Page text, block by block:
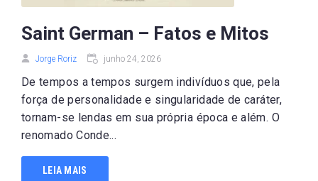
Saint German – Fatos e Mitos
Jorge Roriz junho 24, 2026
De tempos a tempos surgem indivíduos que, pela
força de personalidade e singularidade de caráter,
tornam-se lendas em sua própria época e além. O
renomado Conde...
LEIA MAIS